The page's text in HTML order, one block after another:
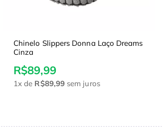
Chinelo Slippers Donna Laço Dreams
Cinza
R$89,99
1x de R$89,99 sem juros